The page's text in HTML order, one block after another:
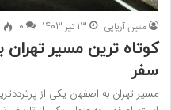
متین آریایی 13 تیر 1403 0
کوتاه ترین مسیر
سفر
مسیر تهران به اصفهان یکی از